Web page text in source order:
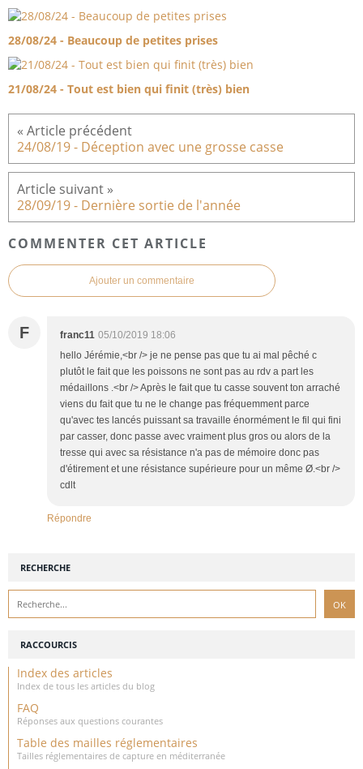
28/08/24 - Beaucoup de petites prises
21/08/24 - Tout est bien qui finit (très) bien
24/08/19 - Déception avec une grosse casse
28/09/19 - Dernière sortie de l'année
COMMENTER CET ARTICLE
Ajouter un commentaire
F franc11 05/10/2019 18:06
hello Jérémie,<br /> je ne pense pas que tu ai mal pêché c
plutôt le fait que les poissons ne sont pas au rdv a part les
médaillons .<br /> Après le fait que tu casse souvent ton arraché
viens du fait que tu ne le change pas fréquemment parce
qu'avec tes lancés puissant sa travaille énormément le fil qui fini
par casser, donc passe avec vraiment plus gros ou alors de la
tresse qui avec sa résistance n'a pas de mémoire donc pas
d'étirement et une résistance supérieure pour un même Ø.<br />
cdlt
Répondre
RECHERCHE
RACCOURCIS
Index des articles
Index de tous les articles du blog
FAQ
Réponses aux questions courantes
Table des mailles réglementaires
Tailles réglementaires de capture en méditerranée